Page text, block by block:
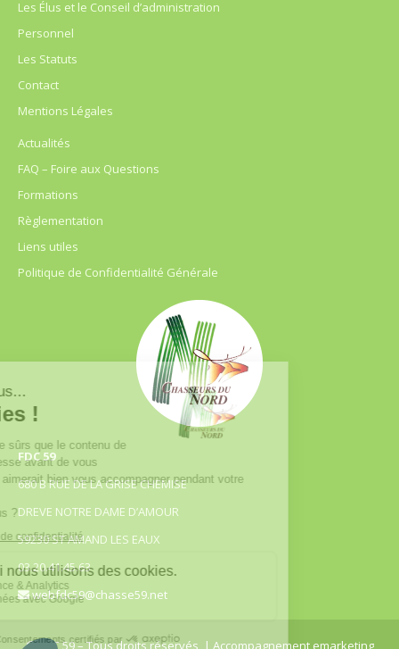
Les Élus et le Conseil d’administration
Personnel
Les Statuts
Contact
Mentions Légales
Actualités
FAQ – Foire aux Questions
Formations
Règlementation
Liens utiles
Politique de Confidentialité Générale
FDC 59
680 B RUE DE LA GRISE CHEMISE
DREVE NOTRE DAME D’AMOUR
59230 ST AMAND LES EAUX
03.20.41.45.63
webfdc59@chasse59.net
© FDC 59 – Tous droits réservés | Accompagnement emarketing